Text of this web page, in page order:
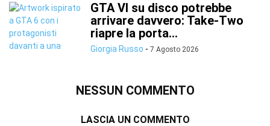
GTA VI su disco potrebbe
arrivare davvero: Take-Two
riapre la porta...
Giorgia Russo - 7 Agosto 2026
NESSUN COMMENTO
LASCIA UN COMMENTO